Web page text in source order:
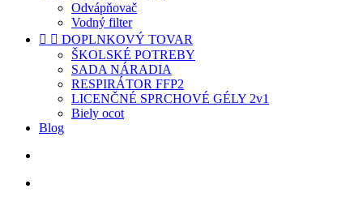
Odvápňovač
Vodný filter
  DOPLNKOVÝ TOVAR
ŠKOLSKÉ POTREBY
SADA NÁRADIA
RESPIRÁTOR FFP2
LICENČNÉ SPRCHOVÉ GÉLY 2v1
Biely ocot
Blog